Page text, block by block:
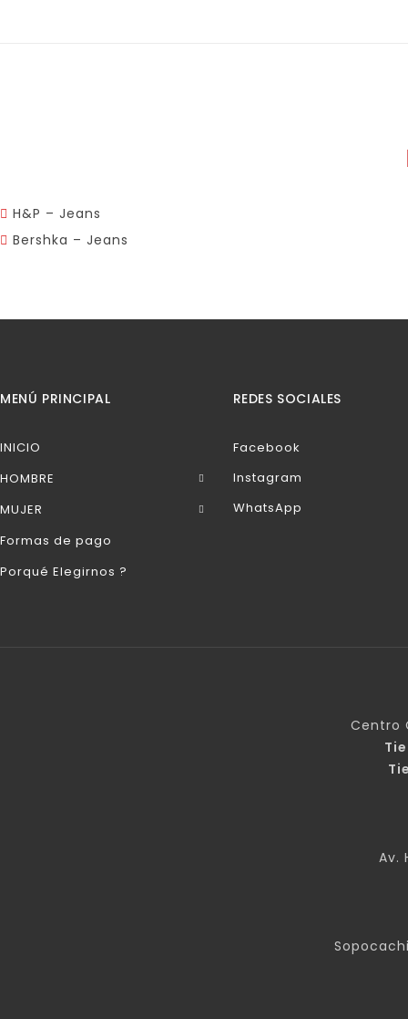
H&P – Jeans
Bershka – Jeans
MENÚ PRINCIPAL
INICIO
HOMBRE
MUJER
Formas de pago
Porqué Elegirnos ?
REDES SOCIALES
Facebook
Instagram
WhatsApp
Centro
Av.